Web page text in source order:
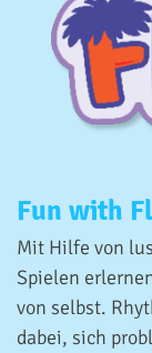
Fun with
Mit Hilfe von
Spielen
von selbst.
dabei, sich